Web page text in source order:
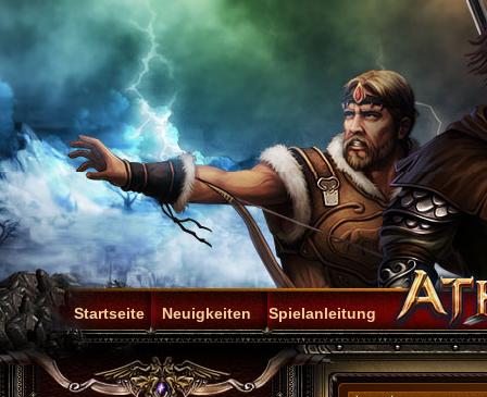
Startseite Neuigkeiten Spielanleitung